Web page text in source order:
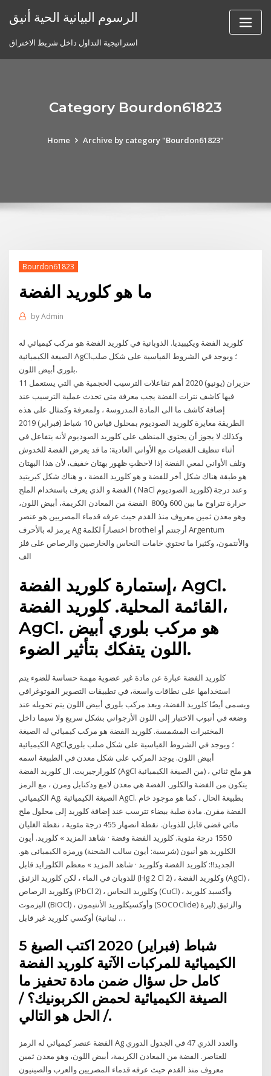
الرسوم البيانية الحية أنيق
استراتيجية التداول داخل شريط الاختراق
Category Bourdon61823
Home Archive by category "Bourdon61823"
Bourdon61823
ما هو كلوريد الفضة
byAdmin
كلوريد الفضة ويكيبيديا. الذوبانية في كلوريد الفضة هو مركب كيميائي له
الصيغة الكيميائية AgCl؛ ويوجد في الشروط القياسية على شكل صلب
بلوري أبيض اللون.
11 حزيران (يونيو) 2020 أهم تفاعلات الترسيب الحجمية هي التي يستعمل
فيها كاشف نترات الفضة يجب معرفة متى تحدث عملية الترسيب عند
إضافة كاشف ما الى المادة المدروسة ، ولمعرفة وكمثال على هذه
الطريقة معايرة كلوريد الصوديوم بمحلول قياس 10 شباط (فبراير) 2019
وكذلك لا يجوز أن يحتوي المنظف على كلوريد الصوديوم لأنه يتفاعل في
أثناء تنظيف الفضيات مع الأواني العادية: ما قد يعرض الفضة للخدوش
وتلف الأواني لمعي الفضة إذا لاحظتِ ظهور بهتان خفيف، لأن هذا البهتان
هو طبقة هناك شكل أخر للفضة و هو كلوريد الفضة ، و هناك شكل كبريتيد
الفضة و الذي يعرف باستخدام الملح ( NaCl كلوريد الصوديوم) وعند درجة
حرارة تتراوح ما بين 600 و800 الفضة من المعادن الكريمة، أبيض اللون،
وهو معدن ثمين معروف منذ القدم حيث عرفه قدماء المصريين هو عنصر
يرمز له بالأحرف Ag اختصاراً لكلمة brothel أرجنتم أو Argentum
والأنتمون، وكثيرا ما تحتوي خامات النحاس والخارصين والرصاص على فلز
الف
إستمارة كلوريد الفضة، AgCl.
القائمة المحلية. كلوريد الفضة،
AgCl. هو مركب بلوري أبيض
اللون يتفكك بتأثير الضوء.
كلوريد الفضة عبارة عن مادة غير عضوية مهمة حساسة للضوء يتم
استخدامها على نطاقات واسعة، في تطبيقات التصوير الفوتوغرافي
ويسمى أيضًا كلوريد الفضة، ويعد مركب بلوري أبيض اللون يتم تحويله عند
وضعه في أنبوب الاختبار إلى اللون الأرجواني بشكل سريع ولا سيما داخل
المختبرات المشمسة. كلوريد الفضة هو مركب كيميائي له الصيغة
الكيميائية AgCl؛ ويوجد في الشروط القياسية على شكل صلب بلوري
أبيض اللون. يوجد المركب على شكل معدن في الطبيعة اسمه
كلورارجيريت. ال كلوريد الفضة (AgCl من الصيغة الكيميائية) ، هو ملح ثنائي
يتكون من الفضة والكلور. الفضة هي معدن لامع ودكتايل ومرن ، مع الرمز
الكيميائي Ag. الصيغة الكيميائية AgCl. بطبيعة الحال ، كما هو موجود خام
الفضة مقرن. مادة صلبة بيضاء تترسب عند إضافة كلوريد إلى محلول ملح
مائي فضى قابل للذوبان. نقطة انصهار 455 درجة مئوية ، نقطة الغليان
1550 درجة مئوية. كلوريد الفضة وفضة · شاهد المزيد » كلوريد. أيون
الكلوريد هو أنيون (شرسبة: أيون سالب الشحنة) ورمزه الكيميائى هو.
الجديد!!: كلوريد الفضة وكلوريد · شاهد المزيد » معظم الكلورايد قابل
للذوبان في الماء ، لكن كلوريد الزئبق (Hg 2 Cl 2) ، وكلوريد الفضة (AgCl) ،
وكلوريد الرصاص (PbCl 2) ، وكلوريد النحاس (CuCl) ، وأكسيد كلوريد
البزموت (BiOCl) ، وأوكسيكلوريد الأنتيمون (SOCOClide) والزئبق (ليرة
لبنانية) أوكسي كلوريد غير قابل …
5 شباط (فبراير) 2020 اكتب الصيغ
الكيميائية للمركبات الآتية كلوريد الفضة
كامل حل سؤال ضمن مادة تحفيز ما
الصيغة الكيميائية لحمض الكربونيك؟ /
الحل هو التالي /.
الفضة عنصر كيميائي له الرمز Ag والعدد الذري 47 في الجدول الدوري
للعناصر. الفضة من المعادن الكريمة، أبيض اللون، وهو معدن ثمين
معروف منذ القدم حيث عرفه قدماء المصريين والعرب والصينيون